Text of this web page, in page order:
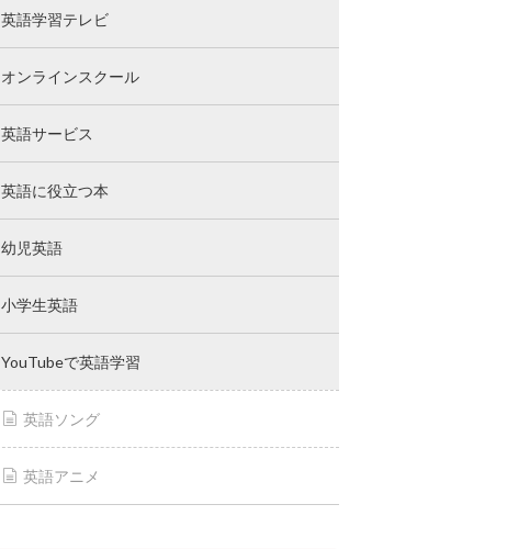
英語学習テレビ
オンラインスクール
英語サービス
英語に役立つ本
幼児英語
小学生英語
YouTubeで英語学習
英語ソング
英語アニメ